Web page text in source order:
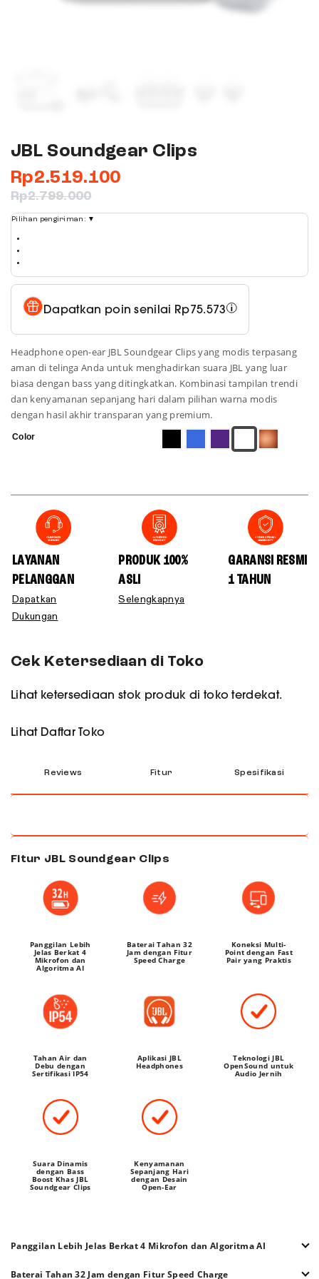
JBL Soundgear Clips
Rp2.519.100
Rp2.799.000
Pilihan pengiriman: ▼
Dapatkan poin senilai Rp75.573
Headphone open-ear JBL Soundgear Clips yang modis terpasang
aman di telinga Anda untuk menghadirkan suara JBL yang luar
biasa dengan bass yang ditingkatkan. Kombinasi tampilan trendi
dan kenyamanan sepanjang hari dalam pilihan warna modis
dengan hasil akhir transparan yang premium.
Color
LAYANAN
PELANGGAN
Dapatkan
Dukungan
PRODUK 100%
ASLI
Selengkapnya
GARANSI RESMI
1 TAHUN
Cek Ketersediaan di Toko
Lihat ketersediaan stok produk di toko terdekat.
Lihat Daftar Toko
Reviews Fitur Spesifikasi
Fitur JBL Soundgear Clips
Panggilan Lebih
Jelas Berkat 4
Mikrofon dan
Algoritma AI
Baterai Tahan 32
Jam dengan Fitur
Speed Charge
Koneksi Multi-
Point dengan Fast
Pair yang Praktis
Tahan Air dan
Debu dengan
Sertifikasi IP54
Aplikasi JBL
Headphones
Teknologi JBL
OpenSound untuk
Audio Jernih
Suara Dinamis
dengan Bass
Boost Khas JBL
Soundgear Clips
Kenyamanan
Sepanjang Hari
dengan Desain
Open-Ear
Panggilan Lebih Jelas Berkat 4 Mikrofon dan Algoritma AI
Baterai Tahan 32 Jam dengan Fitur Speed Charge